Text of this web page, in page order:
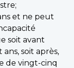
et ne peut
soit avant
ans, soit après,
de vingt-cinq